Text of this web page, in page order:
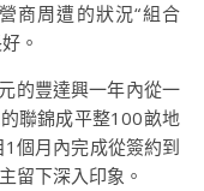
商周遭的狀況“組合
。
的豐達興一年內從一
聯錦成平整100畝地
個月內完成從簽約到
留下深入印象。